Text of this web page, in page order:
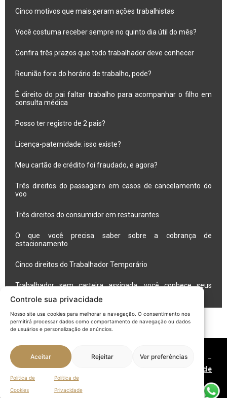
Controle sua privacidade
Nosso site usa cookies para melhorar a navegação. O consentimento nos
permitirá processar dados como comportamento de navegação ou dados
de usuários e personalização de anúncios.
Aceitar Rejeitar Ver preferências
Política de
Cookies
Política de
Privacidade
Cinco motivos que mais geram ações trabalhistas
Você costuma receber sempre no quinto dia útil do mês?
Confira três prazos que todo trabalhador deve conhecer
Reunião fora do horário de trabalho, pode?
É direito do pai faltar trabalho para acompanhar o filho em
consulta médica
Posso ter registro de 2 pais?
Licença-paternidade: isso existe?
Meu cartão de crédito foi fraudado, e agora?
Três direitos do passageiro em casos de cancelamento do
voo
Três direitos do consumidor em restaurantes
O que você precisa saber sobre a cobrança de
estacionamento
Cinco direitos do Trabalhador Temporário
Trabalhador sem carteira assinada, você conhece seus
©2021 GARCEZ DE SOUZA – Advogados associados –
OAB/RS 3.017. |
Política de
Cookies
| Todos os direitos reservados – By